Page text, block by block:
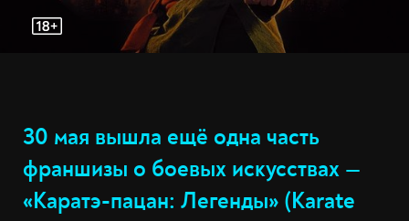
30 мая вышла ещё одна часть
франшизы о боевых искусствах —
«Каратэ-пацан: Легенды» (Karate